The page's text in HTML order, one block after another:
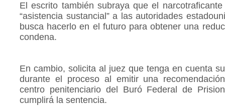
El escrito también subraya que el
“asistencia sustancial” a las autoridades
busca hacerlo en el futuro para obtener una
condena.
En cambio, solicita al juez que tenga en cuenta
durante el proceso al emitir una
centro penitenciario del Buró Federal de
cumplirá la sentencia.